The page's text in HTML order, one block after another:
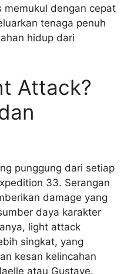
memukul dengan cepat
tenaga penuh
hidup dari
Attack?
punggung dari setiap
33. Serangan
damage yang
daya karakter
light attack
singkat, yang
kesan kelincahan
atau Gustave.